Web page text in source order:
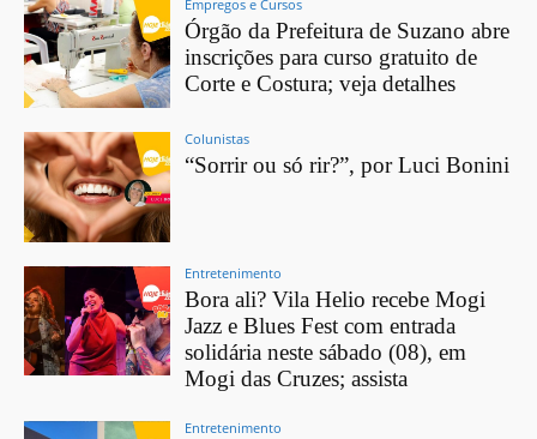
Empregos e Cursos
Órgão da Prefeitura de Suzano abre
inscrições para curso gratuito de
Corte e Costura; veja detalhes
Colunistas
“Sorrir ou só rir?”, por Luci Bonini
Entretenimento
Bora ali? Vila Helio recebe Mogi
Jazz e Blues Fest com entrada
solidária neste sábado (08), em
Mogi das Cruzes; assista
Entretenimento